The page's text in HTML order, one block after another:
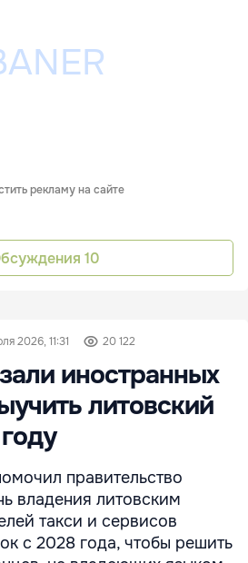
рекламу на сайте
10
2026, 11:31 20 122
иностранных
литовский
правительство
владения литовским
такси и сервисов
с 2028 года, чтобы решить